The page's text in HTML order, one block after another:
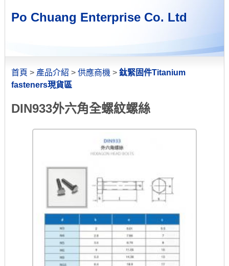
Po Chuang Enterprise Co. Ltd
首頁 > 產品介紹 > 供應商機 > 鈦緊固件Titanium
fasteners現貨區
DIN933外六角全螺紋螺絲